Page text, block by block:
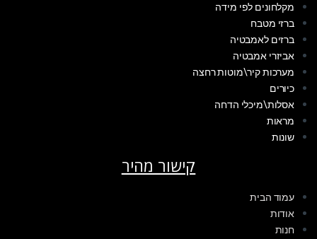
מקלחונים לפי מידה
ברזי מטבח
ברזים לאמבטיה
אביזרי אמבטיה
מערכות קיר\מוטות רחצה
כיורים
אסלות\מיכלי הדחה
מראות
שונות
קישור מהיר
עמוד הבית
אודות
חנות